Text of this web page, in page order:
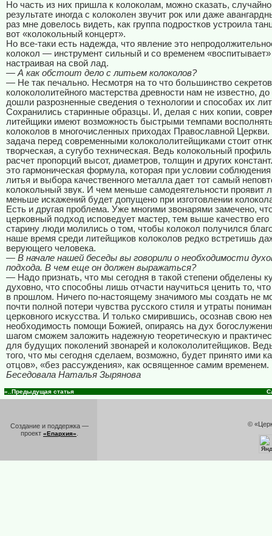
Но часть из них пришла к колоколам, можно сказать,
результате иногда с колоколен звучит рок или даже
раз мне довелось видеть, как группа подростков устроила
вот «колокольный концерт».
Но все-таки есть надежда, что явление это
колокол — инструмент сильный и со временем «воспитывает»
настраивая на свой лад.
— А как обстоит дело с литьем колоколов?
— Не так печально. Несмотря на то что большинство секретов
колокололитейного мастерства древности нам не известно,
дошли разрозненные сведения о технологии и способах их
Сохранились старинные образцы. И, делая с них копии,
литейщики имеют возможность быстрыми темпами
колоколов в многочисленных приходах Православной
задача перед современными колокололитейщиками стоит
творческая, а сугубо техническая. Ведь колокольный
расчет пропорций высот, диаметров, толщин и других
это гармоническая формула, которая при условии соблюдения
литья и выбора качественного металла дает тот самый
колокольный звук. И чем меньше самодеятельности проявит
меньше искажений будет допущено при изготовлении
Есть и другая проблема. Уже многими звонарями замечено,
церковный подход исповедует мастер, тем выше качество его
старину люди молились о том, чтобы колокол получился
наше время среди литейщиков колоколов редко встретишь
верующего человека.
— В начале нашей беседы вы говорили о необходимости
подхода. В чем еще он должен выражаться?
— Надо признать, что мы сегодня в такой степени обделены
духовно, что способны лишь отчасти научиться ценить то,
в прошлом. Ничего по-настоящему значимого мы создать не
почти полной потери чувства русского стиля и утраты
церковного искусства. И только смирившись, осознав свою
необходимость помощи Божией, опираясь на дух
шагом сможем заложить надежную теоретическую и
для будущих поколений звонарей и колокололитейщиков.
того, что мы сегодня сделаем, возможно, будет принято ими
отцов», «без рассуждения», как освященное самим временем.
Беседовала Наталья Зырянова
«..Предыдущая статья
Создание и поддержка —
проект «Епархия»
©